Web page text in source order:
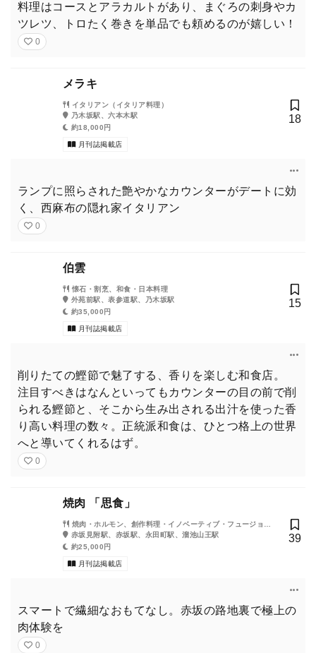
料理はコースとアラカルトがあり、まぐろの刺身やカ
ツレツ、トロたく巻きを単品でも頼めるのが嬉しい！
0
メラキ
イタリアン（イタリア料理）
乃木坂駅、六本木駅
約18,000円
月刊誌掲載店
18
ランプに照らされた艶やかなカウンターがデートに効
く、西麻布の隠れ家イタリアン
0
伯雲
懐石・割烹、和食・日本料理
外苑前駅、表参道駅、乃木坂駅
約35,000円
月刊誌掲載店
15
削りたての鰹節で魅了する、香りを楽しむ和食店。
注目すべきはなんといってもカウンターの目の前で削
られる鰹節と、そこから生み出される出汁を使った香
り高い料理の数々。正統派和食は、ひとつ格上の世界
へと導いてくれるはず。
0
焼肉 「思食」
焼肉・ホルモン、創作料理・イノベーティブ・フュージョ
ン、韓国料理
赤坂見附駅、赤坂駅、永田町駅、溜池山王駅
約25,000円
月刊誌掲載店
39
スマートで繊細なおもてなし。赤坂の路地裏で極上の
肉体験を
0